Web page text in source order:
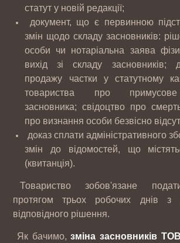
статут у новій редакції;
документ, що є первинною
змін щодо складу засновників:
особи чи нотаріальна заява
вихід зі складу засновників;
продажу частки у статутному
товариства про
засновника; свідоцтво про
про визнання особи безвісно
доказ сплати адміністративного
змін до відомостей, що
(квитанція).
Товариство зобов'язане
протягом трьох робочих днів з
відповідного рішення.
Як бачимо,зміна засновників ТОВ